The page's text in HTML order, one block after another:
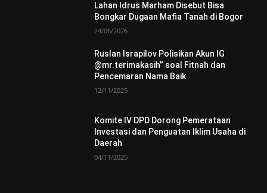
Lahan Idrus Marham Disebut Bisa
Bongkar Dugaan Mafia Tanah di Bogor
24/06/2026
Ruslan Israpilov Polisikan Akun IG
@mr.terimakasih” soal Fitnah dan
Pencemaran Nama Baik
12/11/2025
Komite IV DPD Dorong Pemerataan
Investasi dan Penguatan Iklim Usaha di
Daerah
04/11/2025